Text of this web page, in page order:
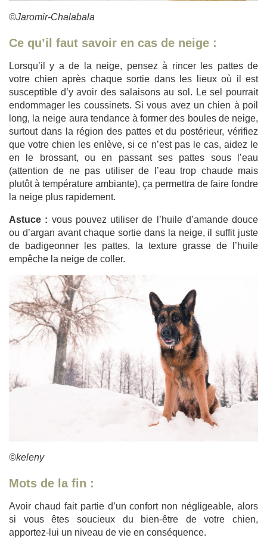
©Jaromir-Chalabala
Ce qu’il faut savoir en cas de neige :
Lorsqu’il y a de la neige, pensez à rincer les pattes de
votre chien après chaque sortie dans les lieux où il est
susceptible d’y avoir des salaisons au sol. Le sel pourrait
endommager les coussinets. Si vous avez un chien à poil
long, la neige aura tendance à former des boules de neige,
surtout dans la région des pattes et du postérieur, vérifiez
que votre chien les enlève, si ce n’est pas le cas, aidez le
en le brossant, ou en passant ses pattes sous l’eau
(attention de ne pas utiliser de l’eau trop chaude mais
plutôt à température ambiante), ça permettra de faire fondre
la neige plus rapidement.
Astuce : vous pouvez utiliser de l’huile d’amande douce
ou d’argan avant chaque sortie dans la neige, il suffit juste
de badigeonner les pattes, la texture grasse de l’huile
empêche la neige de coller.
©keleny
Mots de la fin :
Avoir chaud fait partie d’un confort non négligeable, alors
si vous êtes soucieux du bien-être de votre chien,
apportez-lui un niveau de vie en conséquence.